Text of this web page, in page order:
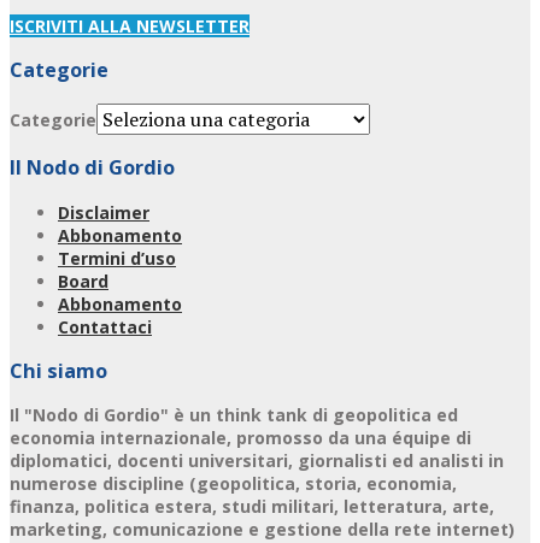
ISCRIVITI ALLA NEWSLETTER
Categorie
Categorie
Il Nodo di Gordio
Disclaimer
Abbonamento
Termini d’uso
Board
Abbonamento
Contattaci
Chi siamo
Il "Nodo di Gordio" è un think tank di geopolitica ed
economia internazionale, promosso da una équipe di
diplomatici, docenti universitari, giornalisti ed analisti in
numerose discipline (geopolitica, storia, economia,
finanza, politica estera, studi militari, letteratura, arte,
marketing, comunicazione e gestione della rete internet)